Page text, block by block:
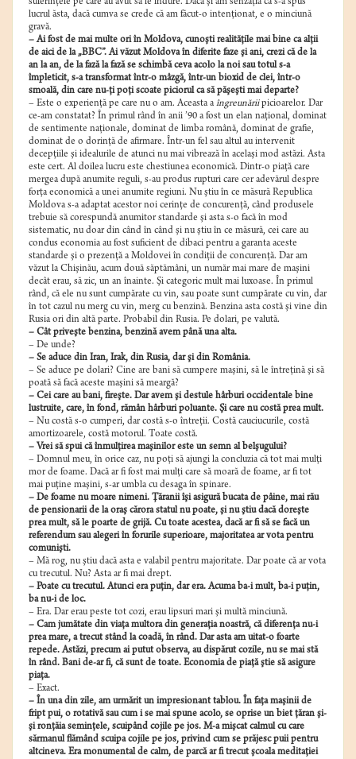
suferinţele pe care au avut să le îndure. Dacă şi am senzaţia că s-a spus
lucrul ăsta, dacă cumva se crede că am făcut-o intenţionat, e o minciună
gravă.
– Ai fost de mai multe ori în Moldova, cunoşti realităţile mai bine ca alţii
de aici de la „BBC”. Ai văzut Moldova în diferite faze şi ani, crezi că de la
an la an, de la fază la fază se schimbă ceva acolo la noi sau totul s-a
împleticit, s-a transformat într-o mâzgă, într-un bioxid de clei, într-o
smoală, din care nu-ţi poţi scoate piciorul ca să păşeşti mai departe?
– Este o experienţă pe care nu o am. Aceasta a îngreunăriipicioarelor. Dar
ce-am constatat? În primul rând în anii ’90 a fost un elan naţional, dominat
de sentimente naţionale, dominat de limba română, dominat de grafie,
dominat de o dorinţă de afirmare. Într-un fel sau altul au intervenit
decepţiile şi idealurile de atunci nu mai vibrează în acelaşi mod astăzi. Asta
este cert. Al doilea lucru este chestiunea economică. Dintr-o piaţă care
mergea după anumite reguli, s-au produs rupturi care cer adevărul despre
forţa economică a unei anumite regiuni. Nu ştiu în ce măsură Republica
Moldova s-a adaptat acestor noi cerinţe de concurenţă, când produsele
trebuie să corespundă anumitor standarde şi asta s-o facă în mod
sistematic, nu doar din când în când şi nu ştiu în ce măsură, cei care au
condus economia au fost suficient de dibaci pentru a garanta aceste
standarde şi o prezenţă a Moldovei în condiţii de concurenţă. Dar am
văzut la Chişinău, acum două săptămâni, un număr mai mare de maşini
decât erau, să zic, un an înainte. Şi categoric mult mai luxoase. În primul
rând, că ele nu sunt cumpărate cu vin, sau poate sunt cumpărate cu vin, dar
în tot cazul nu merg cu vin, merg cu benzină. Benzina asta costă şi vine din
Rusia ori din altă parte. Probabil din Rusia. Pe dolari, pe valută.
– Cât priveşte benzina, benzină avem până una alta.
– De unde?
– Se aduce din Iran, Irak, din Rusia, dar şi din România.
– Se aduce pe dolari? Cine are bani să cumpere maşini, să le întreţină şi să
poată să facă aceste maşini să meargă?
– Cei care au bani, fireşte. Dar avem şi destule hârburi occidentale bine
lustruite, care, în fond, rămân hârburi poluante. Şi care nu costă prea mult.
– Nu costă s-o cumperi, dar costă s-o întreţii. Costă cauciucurile, costă
amortizoarele, costă motorul. Toate costă.
– Vrei să spui că înmulţirea maşinilor este un semn al belşugului?
– Domnul meu, în orice caz, nu poţi să ajungi la concluzia că tot mai mulţi
mor de foame. Dacă ar fi fost mai mulţi care să moară de foame, ar fi tot
mai puţine maşini, s-ar umbla cu desaga în spinare.
– De foame nu moare nimeni. Ţăranii îşi asigură bucata de pâine, mai rău
de pensionarii de la oraş cărora statul nu poate, şi nu ştiu dacă doreşte
prea mult, să le poarte de grijă. Cu toate acestea, dacă ar fi să se facă un
referendum sau alegeri în forurile superioare, majoritatea ar vota pentru
comunişti.
– Mă rog, nu ştiu dacă asta e valabil pentru majoritate. Dar poate că ar vota
cu trecutul. Nu? Asta ar fi mai drept.
– Poate cu trecutul. Atunci era puţin, dar era. Acuma ba-i mult, ba-i puţin,
ba nu-i de loc.
– Era. Dar erau peste tot cozi, erau lipsuri mari şi multă minciună.
– Cam jumătate din viaţa multora din generaţia noastră, că diferenţa nu-i
prea mare, a trecut stând la coadă, în rând. Dar asta am uitat-o foarte
repede. Astăzi, precum ai putut observa, au dispărut cozile, nu se mai stă
în rând. Bani de-ar fi, că sunt de toate. Economia de piaţă ştie să asigure
piaţa.
– Exact.
– În una din zile, am urmărit un impresionant tablou. În faţa maşinii de
fript pui, o rotativă sau cum i se mai spune acolo, se oprise un biet ţăran şi-
şi ronţăia seminţele, scuipând cojile pe jos. M-a mişcat calmul cu care
sărmanul flămând scuipa cojile pe jos, privind cum se prăjesc puii pentru
altcineva. Era monumental de calm, de parcă ar fi trecut şcoala meditaţiei